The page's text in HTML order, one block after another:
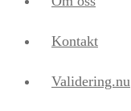
Kontakt
Validering.nu